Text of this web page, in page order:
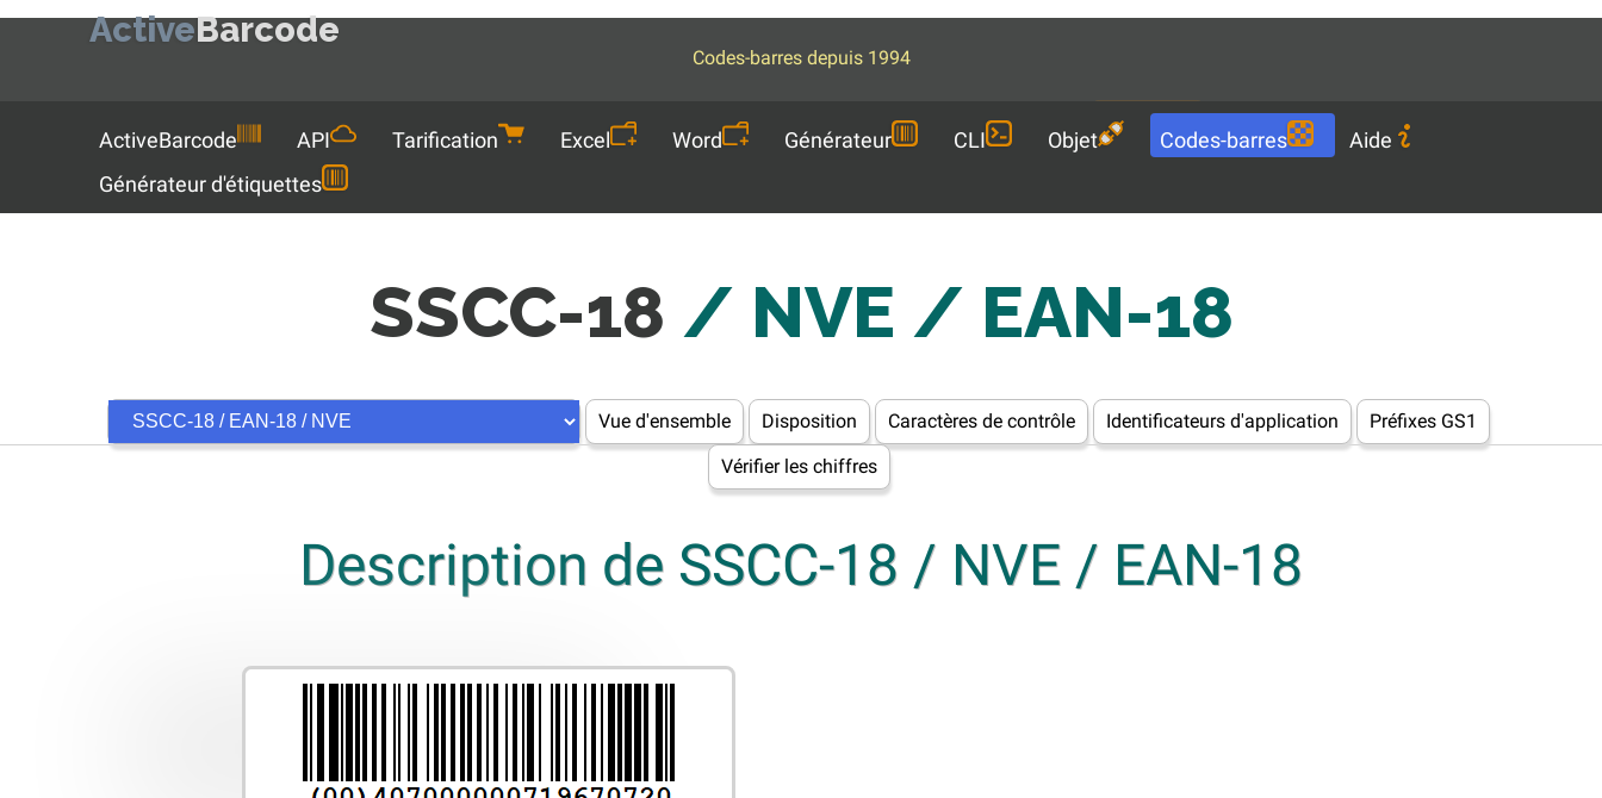
ActiveBarcode
Codes-barres depuis 1994
Languages
FR
ActiveBarcode API Tarification Excel Word Générateur CLI Objet Codes-barres
Aide
Générateur d'étiquettes
SSCC-18 / NVE / EAN-18
Vue d'ensemble Disposition Caractères de contrôle Identificateurs d'application
Préfixes GS1
Vérifier les chiffres
Description de SSCC-18 / NVE / EAN-18